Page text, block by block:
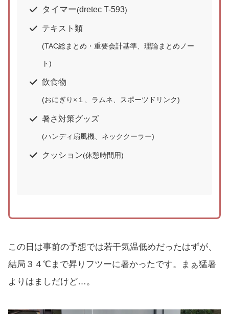
タイマー(dretec T-593)
テキスト類
(TAC総まとめ・重要会計基準、理論まとめノー
ト)
飲食物
(おにぎり×１、ラムネ、スポーツドリンク)
暑さ対策グッズ
(ハンディ扇風機、ネッククーラー)
クッション(休憩時間用)
この日は事前の予想では若干気温低めだったはずが、
結局３４℃まで昇りフツーに暑かったです。まぁ猛暑
よりはましだけど…。